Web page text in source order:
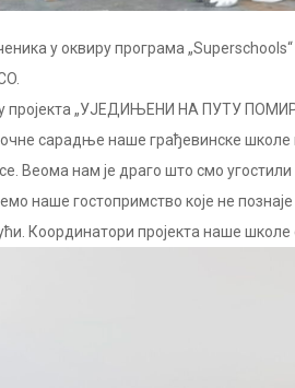
у оквиру програма
пројекта „УЈЕДИЊЕНИ НА ПУТУ
сарадње наше грађевинске
Веома нам је драго што смо
наше гостопримство које не
Координатори пројекта наше